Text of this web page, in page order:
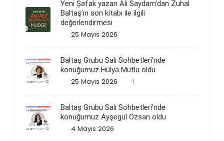
Yeni Şafak yazarı Ali Saydam’dan Zuhal
Baltaş’ın son kitabı ile ilgili
değerlendirmesi
25 Mayıs 2026
Baltaş Grubu Salı Sohbetleri’nde
konuğumuz Hülya Mutlu oldu
25 Mayıs 2026 1
Baltaş Grubu Salı Sohbetleri’nde
konuğumuz Ayşegül Özsan oldu
4 Mayıs 2026